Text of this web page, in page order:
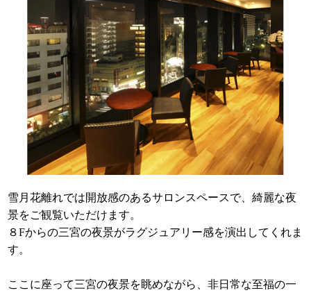
雪月花離れでは開放感のあるサロンスペースで、綺麗な夜
景をご観覧いただけます。
８Fからの三宮の夜景がラグジュアリー感を演出してくれま
す。
ここに座って三宮の夜景を眺めながら、非日常な至福の一